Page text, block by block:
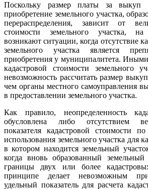
Поскольку размер платы за выкуп
приобретение земельного участка,
перераспределения, зависит от
стоимости земельного участка,
возникают ситуации, когда отсутствие
земельного участка является
приобретения у муниципалитета. Иными
кадастровой стоимости земельного
невозможность рассчитать размер
чем органы местного самоуправления
в предоставлении земельного участка.
Как правило, неопределенность
обусловлена либо отсутствием
показателя кадастровой стоимости
использования земельного участка для
в котором находится земельный
когда вновь образованный
границы двух или более
принципе делает невозможным
удельный показатель для расчета